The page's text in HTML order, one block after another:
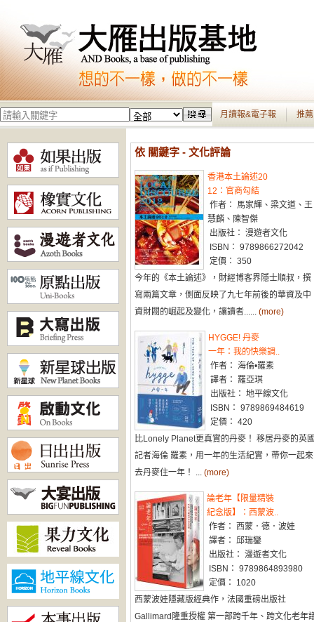
月讀報&電子報 推
依 關鍵字 - 文化評論
香港本土論述20
12：官商勾結
作者： 馬家輝、梁文道、王
慧麟、陳智傑
出版社： 漫遊者文化
ISBN： 9789866272042
定價： 350
今年的《本土論述》，財經博客界隱士順叔，撰
寫兩篇文章，側面反映了九七年前後的華資及中
資財閥的崛起及變化，讓讀者...... (more)
HYGGE! 丹麥
一年：我的快樂調..
作者： 海倫•羅素
譯者： 羅亞琪
出版社： 地平線文化
ISBN： 9789869484619
定價： 420
比Lonely Planet更真實的丹麥！ 移居丹麥的英
記者海倫 羅素，用一年的生活紀實，帶你一起來
去丹麥住一年！ ... (more)
論老年【限量精裝
紀念版】：西蒙波..
作者： 西蒙．德．波娃
譯者： 邱瑞鑾
出版社： 漫遊者文化
ISBN： 9789864893980
定價： 1020
西蒙波娃隱藏版經典作，法國重磅出版社
Gallimard隆重授權 第一部跨千年、跨文化老年